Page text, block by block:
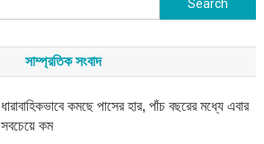
সাম্প্রতিক সংবাদ
ধারাবাহিকভাবে কমছে পাসের হার, পাঁচ বছরের মধ্যে এবার
সবচেয়ে কম